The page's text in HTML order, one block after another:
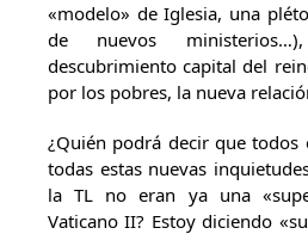
«modelo» de Iglesia, una
de nuevos
descubrimiento capital del
por los pobres, la nueva
¿Quién podrá decir que todos
todas estas nuevas
la TL no eran ya una
Vaticano II? Estoy diciendo